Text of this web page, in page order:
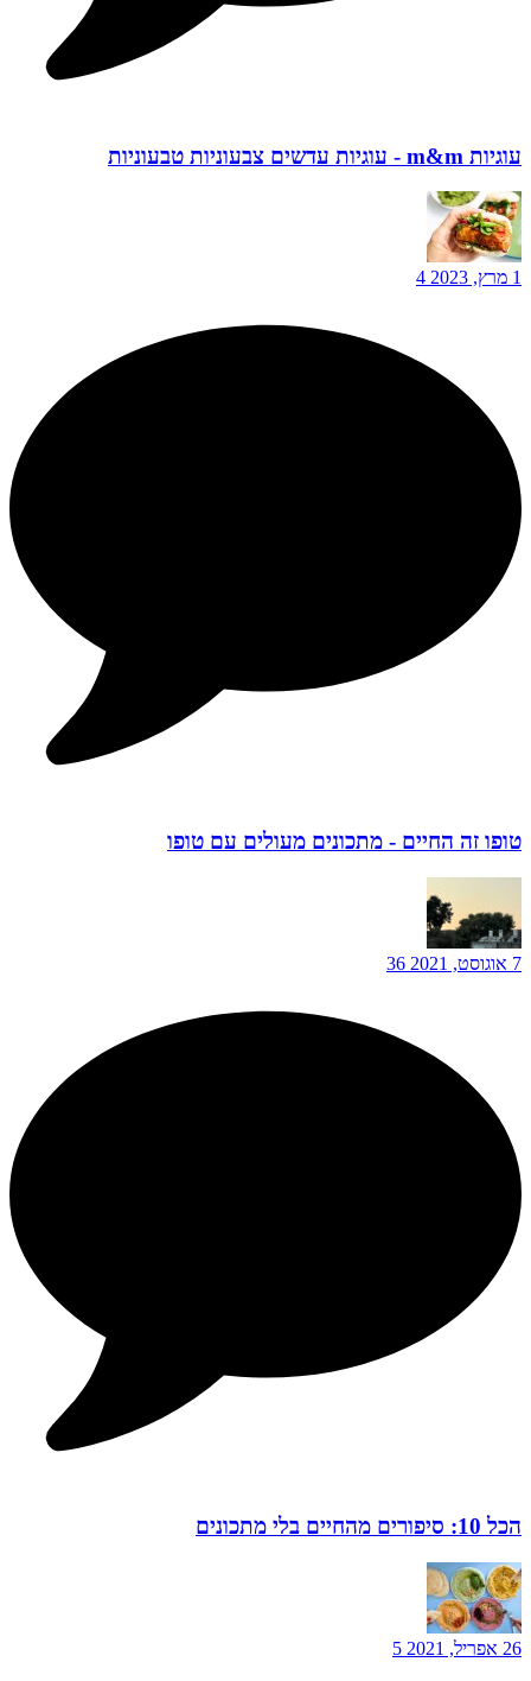
עוגיות m&m - עוגיות עדשים צבעוניות טבעוניות
1 מרץ, 2023 4
טופו זה החיים - מתכונים מעולים עם טופו
7 אוגוסט, 2021 36
הכל 10: סיפורים מהחיים בלי מתכונים
26 אפריל, 2021 5